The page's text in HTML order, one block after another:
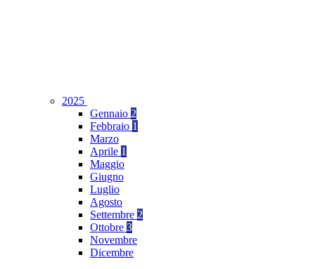
2025
Gennaio 2
Febbraio 1
Marzo
Aprile 1
Maggio
Giugno
Luglio
Agosto
Settembre 2
Ottobre 3
Novembre
Dicembre